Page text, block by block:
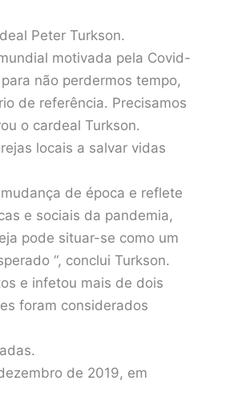
Peter Turkson.
motivada pela Covid-
não perdermos tempo,
de referência. Precisamos
o cardeal Turkson.
locais a salvar vidas
de época e reflete
e sociais da pandemia,
pode situar-se como um
“, conclui Turkson.
e infetou mais de dois
foram considerados
de 2019, em